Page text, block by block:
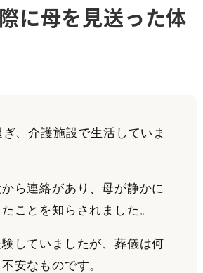
に母を見送った体
、介護施設で生活していま
ら連絡があり、母が静かに
ことを知らされました。
していましたが、葬儀は何
安なものです。